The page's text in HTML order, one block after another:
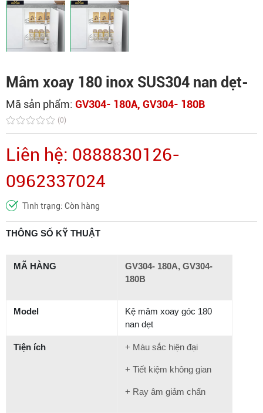
Mâm xoay 180 inox SUS304 nan dẹt-
Mã sản phẩm: GV304- 180A, GV304- 180B
(0)
Liên hệ: 0888830126-
0962337024
Tình trạng: Còn hàng
THÔNG SỐ KỸ THUẬT
MÃ HÀNG
GV304- 180A, GV304-
180B
Model
Kệ mâm xoay góc 180
nan dẹt
Tiện ích + Màu sắc hiện đại
+ Tiết kiệm không gian
+ Ray âm giảm chấn